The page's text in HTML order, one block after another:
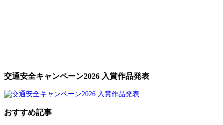
交通安全キャンペーン2026 入賞作品発表
おすすめ記事